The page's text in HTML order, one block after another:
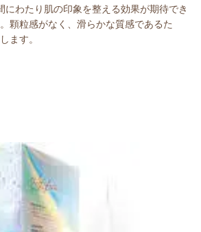
にわたり肌の印象を整える効果が期待でき
顆粒感がなく、滑らかな質感であるた
ます。